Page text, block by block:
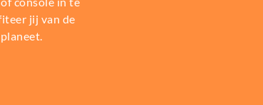
jij van de